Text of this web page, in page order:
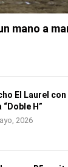
mano a
El Laurel
“Doble H”
2026